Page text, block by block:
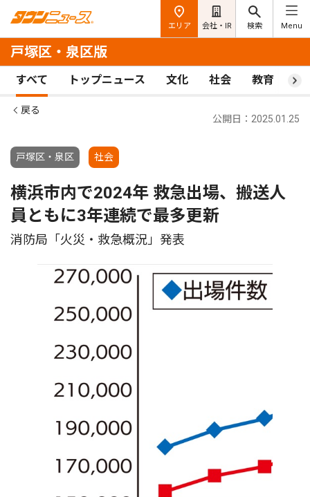
エリア 会社・IR 検索 Menu
戸塚区・泉区版
すべて トップニュース 文化 社会 教育 ス
戻る
戸塚区・泉区 社会
公開日：2025.01.25
横浜市内で2024年 救急出場、搬送人
員ともに3年連続で最多更新
消防局「火災・救急概況」発表